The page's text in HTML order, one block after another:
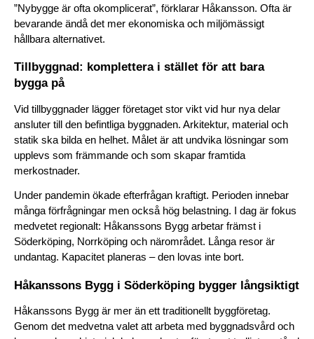
”Nybygge är ofta okomplicerat”, förklarar Håkansson. Ofta är
bevarande ändå det mer ekonomiska och miljömässigt
hållbara alternativet.
Tillbyggnad: komplettera i stället för att bara
bygga på
Vid tillbyggnader lägger företaget stor vikt vid hur nya delar
ansluter till den befintliga byggnaden. Arkitektur, material och
statik ska bilda en helhet. Målet är att undvika lösningar som
upplevs som främmande och som skapar framtida
merkostnader.
Under pandemin ökade efterfrågan kraftigt. Perioden innebar
många förfrågningar men också hög belastning. I dag är fokus
medvetet regionalt: Håkanssons Bygg arbetar främst i
Söderköping, Norrköping och närområdet. Långa resor är
undantag. Kapacitet planeras – den lovas inte bort.
Håkanssons Bygg i Söderköping bygger långsiktigt
Håkanssons Bygg är mer än ett traditionellt byggföretag.
Genom det medvetna valet att arbeta med byggnadsvård och